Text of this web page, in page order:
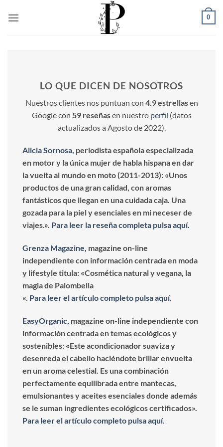
0
LO QUE DICEN DE NOSOTROS
Nuestros clientes nos puntuan con 4.9 estrellasen
Google con 59 reseñasen nuestro perfil (datos
actualizados a Agosto de 2022).
Alicia Sornosa, periodista española especializada
en motor y la única mujer de habla hispana en dar
la vuelta al mundo en moto (2011-2013): «Unos
productos de una gran calidad, con aromas
fantásticos que llegan en una cuidada caja. Una
gozada para la piel y esenciales en mi neceser de
viajes.». Para leer la reseña completa pulsa aquí.
Grenza Magazine, magazine on-line
independiente con información centrada en moda
y lifestyle titula: «Cosmética natural y vegana, la
magia de Palombella
«. Para leer el artículo completo pulsa aquí.
EasyOrganic, magazine on-line independiente con
información centrada en temas ecológicos y
sostenibles: «Este acondicionador suaviza y
desenreda el cabello haciéndote brillar envuelta
en un aroma celestial. Es una combinación
perfectamente equilibrada entre mantecas,
emulsionantes y aceites esenciales donde además
se le suman ingredientes ecológicos certificados».
Para leer el artículo completo pulsa aquí.